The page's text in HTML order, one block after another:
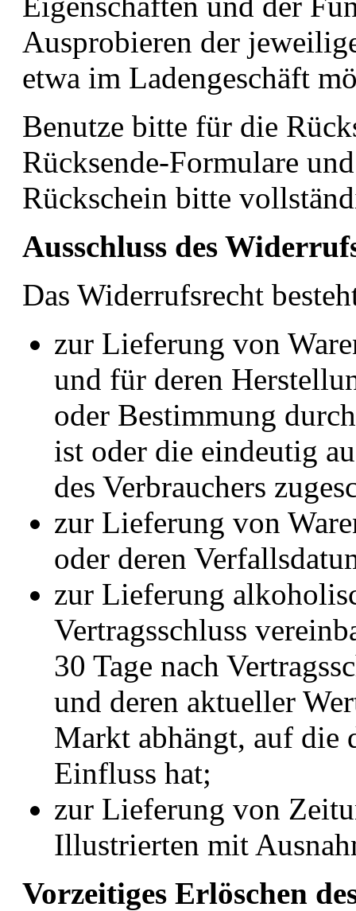
Ausprobieren der
etwa im Ladengeschäft
Benutze bitte für die
Rücksende-Formulare
Rückschein bitte
Ausschluss des
Das Widerrufsrecht
zur Lieferung von
und für deren
oder Bestimmung
ist oder die eindeutig
des Verbrauchers
zur Lieferung von
oder deren
zur Lieferung
Vertragsschluss
30 Tage nach
und deren aktueller
Markt abhängt, auf die
Einfluss hat;
zur Lieferung von
Illustrierten mit
Vorzeitiges Erlöschen